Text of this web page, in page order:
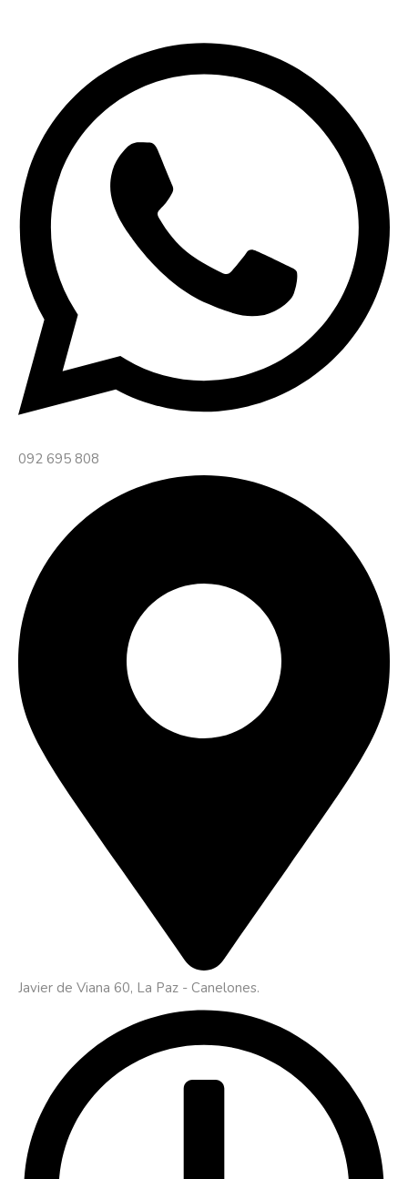
092 695 808
Javier de Viana 60, La Paz - Canelones.